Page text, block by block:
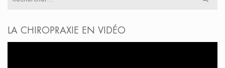
LA CHIROPRAXIE EN VIDÉO